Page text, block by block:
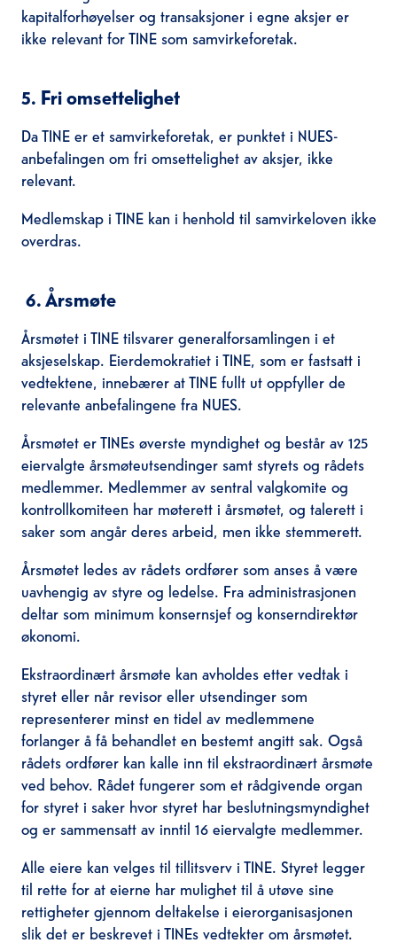
kapitalforhøyelser og transaksjoner i egne aksjer er
ikke relevant for TINE som samvirkeforetak.
5. Fri omsettelighet
Da TINE er et samvirkeforetak, er punktet i NUES-
anbefalingen om fri omsettelighet av aksjer, ikke
relevant.
Medlemskap i TINE kan i henhold til samvirkeloven ikke
overdras.
6. Årsmøte
Årsmøtet i TINE tilsvarer generalforsamlingen i et
aksjeselskap. Eierdemokratiet i TINE, som er fastsatt i
vedtektene, innebærer at TINE fullt ut oppfyller de
relevante anbefalingene fra NUES.
Årsmøtet er TINEs øverste myndighet og består av 125
eiervalgte årsmøteutsendinger samt styrets og rådets
medlemmer. Medlemmer av sentral valgkomite og
kontrollkomiteen har møterett i årsmøtet, og talerett i
saker som angår deres arbeid, men ikke stemmerett.
Årsmøtet ledes av rådets ordfører som anses å være
uavhengig av styre og ledelse. Fra administrasjonen
deltar som minimum konsernsjef og konserndirektør
økonomi.
Ekstraordinært årsmøte kan avholdes etter vedtak i
styret eller når revisor eller utsendinger som
representerer minst en tidel av medlemmene
forlanger å få behandlet en bestemt angitt sak. Også
rådets ordfører kan kalle inn til ekstraordinært årsmøte
ved behov. Rådet fungerer som et rådgivende organ
for styret i saker hvor styret har beslutningsmyndighet
og er sammensatt av inntil 16 eiervalgte medlemmer.
Alle eiere kan velges til tillitsverv i TINE. Styret legger
til rette for at eierne har mulighet til å utøve sine
rettigheter gjennom deltakelse i eierorganisasjonen
slik det er beskrevet i TINEs vedtekter om årsmøtet.